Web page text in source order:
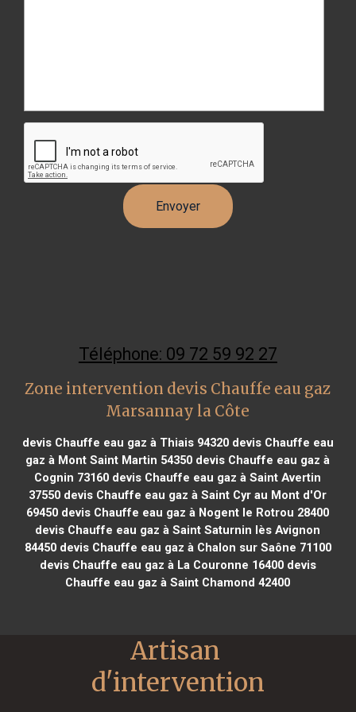
Téléphone: 09 72 59 92 27
Zone intervention devis Chauffe eau gaz
Marsannay la Côte
devis Chauffe eau gaz à Thiais 94320devis Chauffe eau
gaz à Mont Saint Martin 54350 devis Chauffe eau gaz à
Cognin 73160 devis Chauffe eau gaz à Saint Avertin
37550 devis Chauffe eau gaz à Saint Cyr au Mont d'Or
69450 devis Chauffe eau gaz à Nogent le Rotrou 28400
devis Chauffe eau gaz à Saint Saturnin lès Avignon
84450devis Chauffe eau gaz à Chalon sur Saône 71100
devis Chauffe eau gaz à La Couronne 16400devis
Chauffe eau gaz à Saint Chamond 42400
Artisan
d'intervention